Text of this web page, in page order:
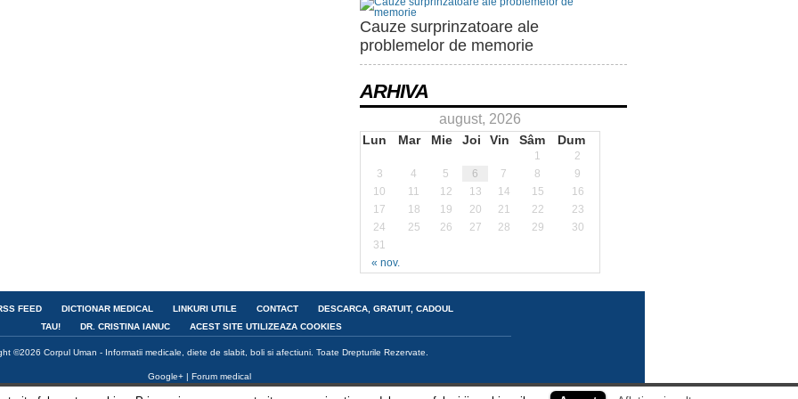
Cauze surprinzatoare ale
problemelor de memorie
ARHIVA
august, 2026
Lun Mar Mie Joi Vin Sâm Dum
« nov.
1
2
3
4 5 6 7 8
9
10
11 12 13 14 15
16
17
18 19 20 21 22
23
24
25 26 27 28 29
30
31
FEED DICTIONAR MEDICAL LINKURI UTILE CONTACT
DESCARCA, GRATUIT, CADOUL
TAU!
DR. CRISTINA IANUC ACEST SITE UTILIZEAZA COOKIES
©2026 Corpul Uman - Informatii medicale, diete de slabit, boli si afectiuni. Toate Drepturile Rezervate.
Google+ | Forum medical